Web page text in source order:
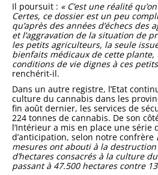
Il poursuit : « C’est une réalité
Certes, ce dossier est un peu
qu’après des années d’échecs
et l’aggravation de la situation de
les petits agriculteurs, la seule
bienfaits médicaux de cette
conditions de vie dignes à ces
renchérit-il.
Dans un autre registre, l’Etat
culture du cannabis dans les
fin août dernier, les services de
224 tonnes de cannabis. De son
l’Intérieur a mis en place une série
d’anticipation, selon notre confrère
mesures ont abouti à la
d’hectares consacrés à la culture
passant à 47.500 hectares contre